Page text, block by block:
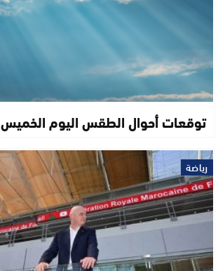
توقعات أحوال الطقس اليوم الخميس
رياضة